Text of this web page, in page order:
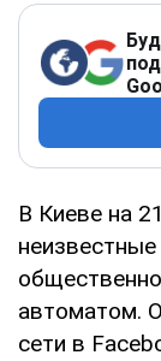
В Киеве на
автоматом.
сети в